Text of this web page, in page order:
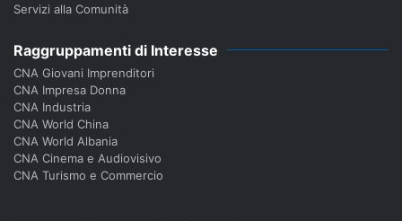
Servizi alla Comunità
Raggruppamenti di Interesse
CNA Giovani Imprenditori
CNA Impresa Donna
CNA Industria
CNA World China
CNA World Albania
CNA Cinema e Audiovisivo
CNA Turismo e Commercio